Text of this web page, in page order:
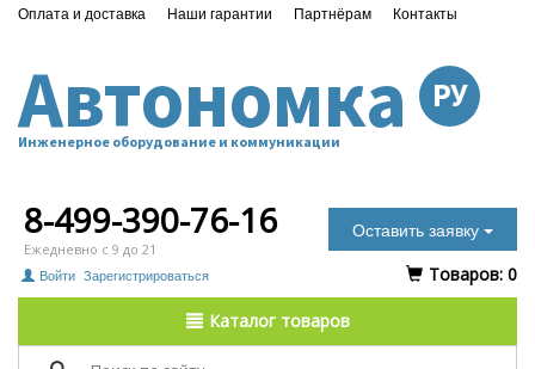
Оплата и доставка Наши гарантии Партнёрам Контакты
Автономка РУ
Инженерное оборудование и коммуникации
8-499-390-76-16
Ежедневно с 9 до 21
Оставить заявку
Войти Зарегистрироваться
Каталог товаров
Tоваров: 0